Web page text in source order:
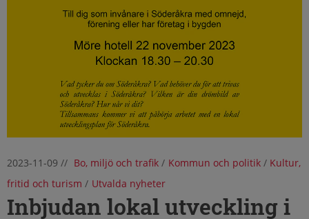
2023-11-09 // Bo, miljö och trafik/ Kommun och politik/ Kultur,
fritid och turism / Utvalda nyheter
Inbjudan lokal utveckling i